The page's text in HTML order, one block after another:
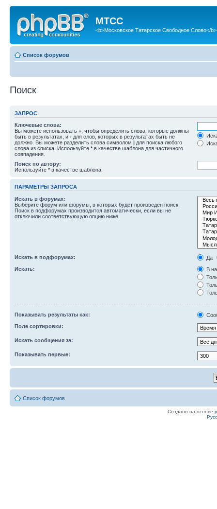
МТСС
<b>Московское Татарское Свободное Слово</b>
Список форумов
Поиск
ЗАПРОС
Ключевые слова:
Вы можете использовать + , чтобы определить слова, которые должны
быть в результатах, и - для слов, которых в результатах быть не
должно. Вы можете разделить слова символом | для поиска любого
слова из списка. Используйте * в качестве шаблона для частичного
совпадения.
Поиск по автору:
Используйте * в качестве шаблона.
ПАРАМЕТРЫ ЗАПРОСА
Искать в форумах:
Выберите форум или форумы, в которых будет произведён поиск.
Поиск в подфорумах производится автоматически, если вы не
отключили соответствующую опцию ниже.
Искать в подфорумах:
Да
Искать:
В
Показывать результаты как:
Поле сортировки:
Искать сообщения за:
Показывать первые:
Список форумов
Создано на основе